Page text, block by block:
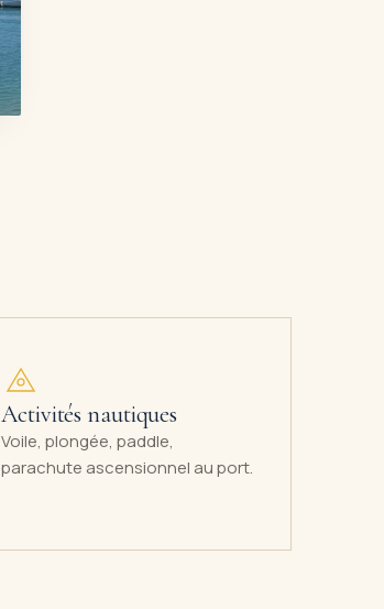
Activités nautiques
Voile, plongée, paddle,
parachute ascensionnel au port.